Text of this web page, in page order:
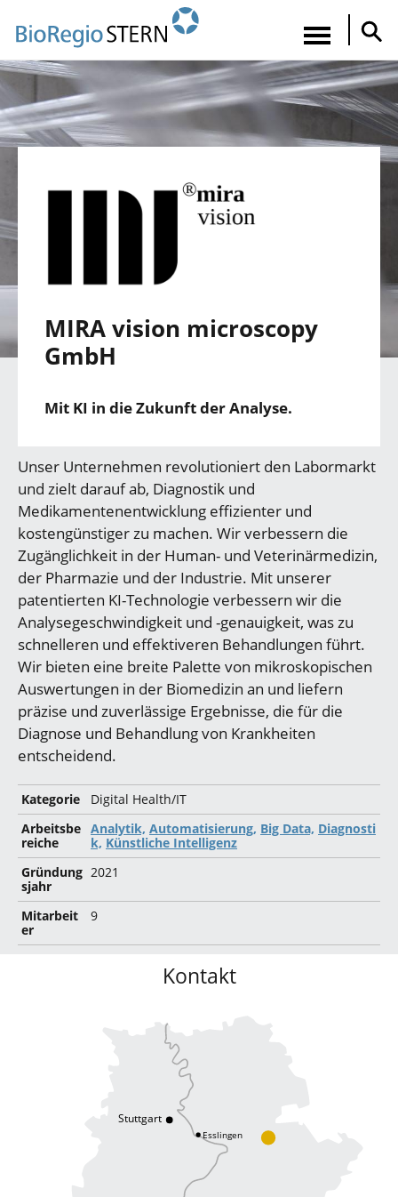
zum
Inhalt
MIRA vision microscopy
GmbH
Mit KI in die Zukunft der Analyse.
Unser Unternehmen revolutioniert den Labormarkt
und zielt darauf ab, Diagnostik und
Medikamentenentwicklung effizienter und
kostengünstiger zu machen. Wir verbessern die
Zugänglichkeit in der Human- und Veterinärmedizin,
der Pharmazie und der Industrie. Mit unserer
patentierten KI-Technologie verbessern wir die
Analysegeschwindigkeit und -genauigkeit, was zu
schnelleren und effektiveren Behandlungen führt.
Wir bieten eine breite Palette von mikroskopischen
Auswertungen in der Biomedizin an und liefern
präzise und zuverlässige Ergebnisse, die für die
Diagnose und Behandlung von Krankheiten
entscheidend.
Kategorie
Digital Health/IT
Arbeitsbe
reiche
Analytik, Automatisierung, Big Data, Diagnosti
k, Künstliche Intelligenz
Gründung
sjahr
2021
Mitarbeit
er
9
Kontakt